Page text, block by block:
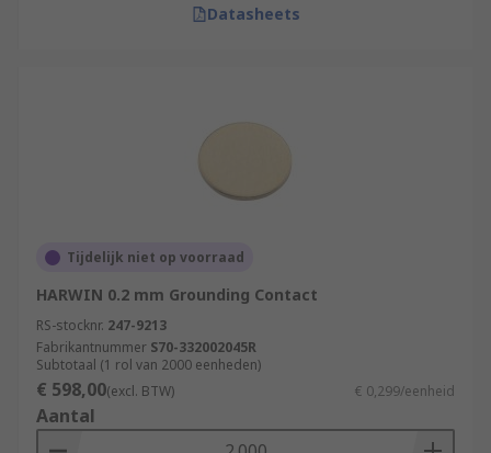
Datasheets
Tijdelijk niet op voorraad
HARWIN 0.2 mm Grounding Contact
RS-stocknr. 247-9213
Fabrikantnummer S70-332002045R
Subtotaal (1 rol van 2000 eenheden)
€ 598,00(excl. BTW) € 0,299/eenheid
Aantal